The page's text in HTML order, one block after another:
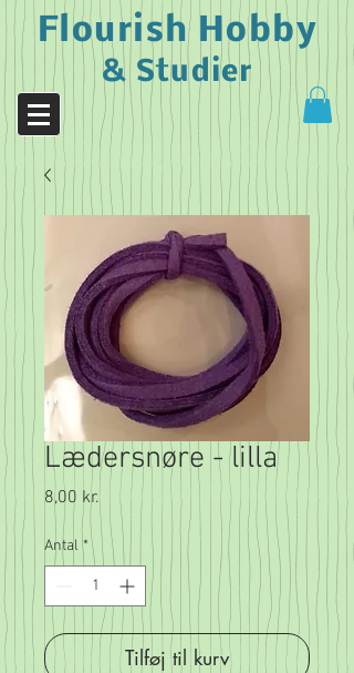
Flourish Hobby
& Studier
Lædersnøre - lilla
8,00 kr.Pris
Antal *
Tilføj til kurv